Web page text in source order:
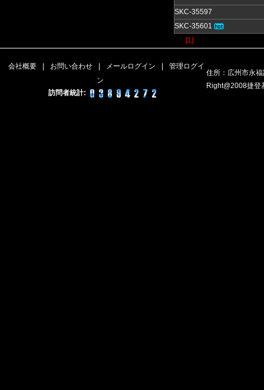
SKC-35597
SKC-35601
[1]
会社概要 お問い合わせ メールログイン
管理ログイ
ン
訪問者統計:
住所：広州市永
Right@2008捷